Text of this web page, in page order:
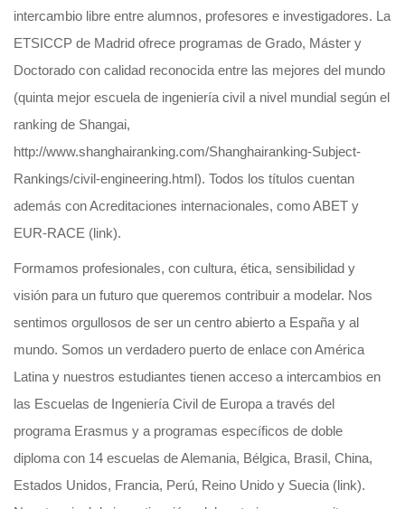
intercambio libre entre alumnos, profesores e investigadores. La
ETSICCP de Madrid ofrece programas de Grado, Máster y
Doctorado con calidad reconocida entre las mejores del mundo
(quinta mejor escuela de ingeniería civil a nivel mundial según el
ranking de Shangai,
http://www.shanghairanking.com/Shanghairanking-Subject-
Rankings/civil-engineering.html). Todos los títulos cuentan
además con Acreditaciones internacionales, como ABET y
EUR-RACE (link).
Formamos profesionales, con cultura, ética, sensibilidad y
visión para un futuro que queremos contribuir a modelar. Nos
sentimos orgullosos de ser un centro abierto a España y al
mundo. Somos un verdadero puerto de enlace con América
Latina y nuestros estudiantes tienen acceso a intercambios en
las Escuelas de Ingeniería Civil de Europa a través del
programa Erasmus y a programas específicos de doble
diploma con 14 escuelas de Alemania, Bélgica, Brasil, China,
Estados Unidos, Francia, Perú, Reino Unido y Suecia (link).